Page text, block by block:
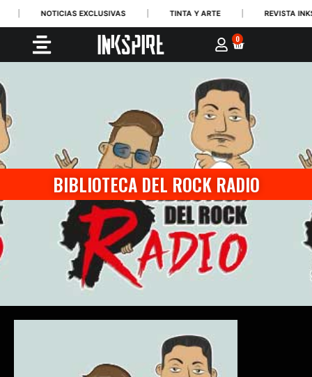
NOTICIAS EXCLUSIVAS TINTA Y ARTE REVISTA
0
BIBLIOTECA DEL ROCK RADIO